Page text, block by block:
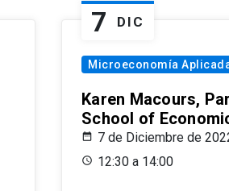
7 DIC
Microeconomía
Karen Macours,
School of
7 de Diciembre de
12:30 a 14:00